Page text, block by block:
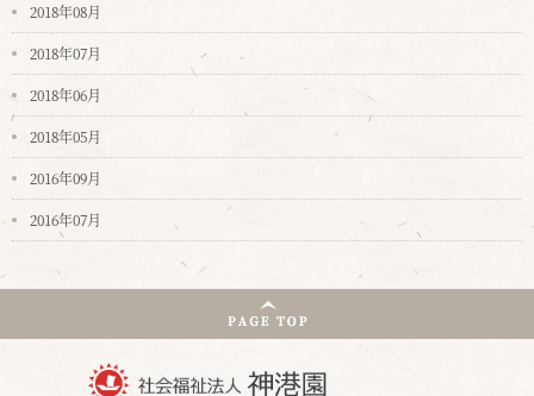
2018年08月
2018年07月
2018年06月
2018年05月
2016年09月
2016年07月